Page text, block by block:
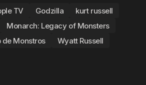
TV Godzilla
kurt russell
Monarch: Legacy of Monsters
de Monstros
Wyatt Russell